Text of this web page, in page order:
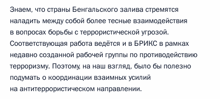
Знаем, что страны Бенгальского залива стремятся
наладить между собой более тесные взаимодействия
в вопросах борьбы с террористической угрозой.
Соответствующая работа ведётся и в БРИКС в рамках
недавно созданной рабочей группы по противодействию
терроризму. Поэтому, на наш взгляд, было бы полезно
подумать о координации взаимных усилий
на антитеррористическом направлении.